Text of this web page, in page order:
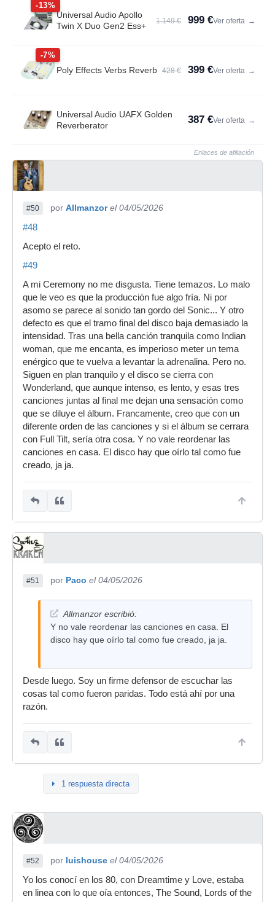
-13%
Universal Audio Apollo
Twin X Duo Gen2 Ess+
1.149 € 999 €Ver oferta →
-7%
Poly Effects Verbs Reverb 428 € 399 €Ver oferta →
Universal Audio UAFX Golden
Reverberator
387 €Ver oferta →
Enlaces de afiliación
#50 por Allmanzor el 04/05/2026
#48
Acepto el reto.
#49
A mi Ceremony no me disgusta. Tiene temazos. Lo malo
que le veo es que la producción fue algo fría. Ni por
asomo se parece al sonido tan gordo del Sonic... Y otro
defecto es que el tramo final del disco baja demasiado la
intensidad. Tras una bella canción tranquila como Indian
woman, que me encanta, es imperioso meter un tema
enérgico que te vuelva a levantar la adrenalina. Pero no.
Siguen en plan tranquilo y el disco se cierra con
Wonderland, que aunque intenso, es lento, y esas tres
canciones juntas al final me dejan una sensación como
que se diluye el álbum. Francamente, creo que con un
diferente orden de las canciones y si el álbum se cerrara
con Full Tilt, sería otra cosa. Y no vale reordenar las
canciones en casa. El disco hay que oírlo tal como fue
creado, ja ja.
#51 por Paco el 04/05/2026
Allmanzor escribió:
Y no vale reordenar las canciones en casa. El
disco hay que oírlo tal como fue creado, ja ja.
Desde luego. Soy un firme defensor de escuchar las
cosas tal como fueron paridas. Todo está ahí por una
razón.
1 respuesta directa
#52 por luishouse el 04/05/2026
Yo los conocí en los 80, con Dreamtime y Love, estaba
en linea con lo que oía entonces, The Sound, Lords of the